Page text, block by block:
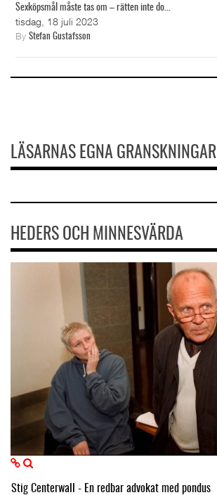
Sexköpsmål måste tas om – rätten inte do...
tisdag, 18 juli 2023
By Stefan Gustafsson
LÄSARNAS EGNA GRANSKNINGAR
HEDERS OCH MINNESVÄRDA
Stig Centerwall - En redbar advokat med pondus